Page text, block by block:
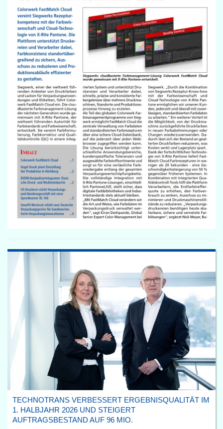
TECHNOTRANS VERBESSERT ERGEBNISQUALITÄT IM
1. HALBJAHR 2026 UND STEIGERT
AUFTRAGSBESTAND AUF 96 MIO.